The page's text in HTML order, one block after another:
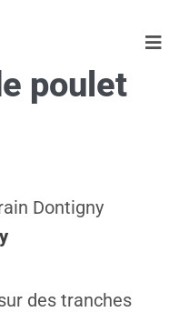
poulet
des tranches